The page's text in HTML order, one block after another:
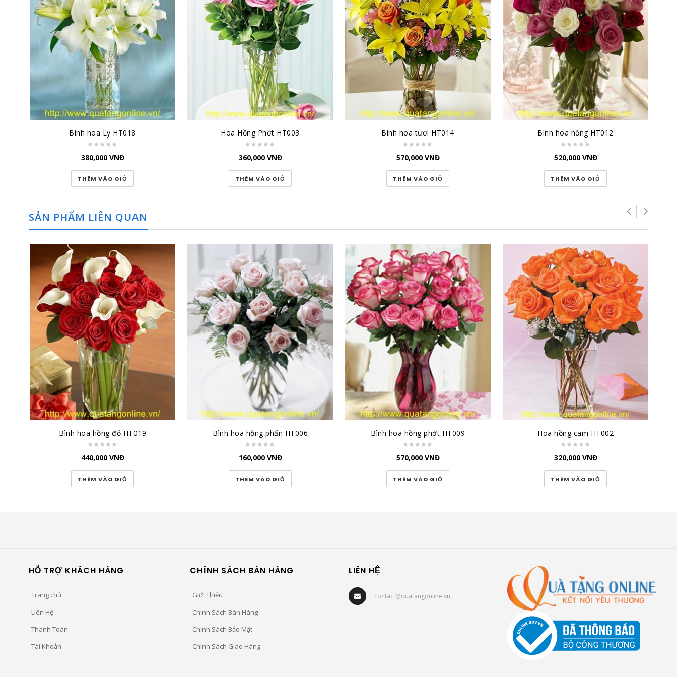
Bình hoa Ly HT018
380,000 VNĐ
THÊM VÀO GIỎ
Hoa Hồng Phớt HT003
360,000 VNĐ
THÊM VÀO GIỎ
Bình hoa tươi HT014
570,000 VNĐ
THÊM VÀO GIỎ
Bình hoa hồng HT012
520,000 VNĐ
THÊM VÀO GIỎ
SẢN PHẨM LIÊN QUAN
Bình hoa hồng đỏ HT019
440,000 VNĐ
THÊM VÀO GIỎ
Bình hoa hồng phấn HT006
160,000 VNĐ
THÊM VÀO GIỎ
Bình hoa hồng phớt HT009
570,000 VNĐ
THÊM VÀO GIỎ
Hoa hồng cam HT002
320,000 VNĐ
THÊM VÀO GIỎ
HỖ TRỢ KHÁCH HÀNG
Trang chủ
Liên Hệ
Thanh Toán
Tài Khoản
CHÍNH SÁCH BÁN HÀNG
Giới Thiệu
Chính Sách Bán Hàng
Chính Sách Bảo Mật
Chính Sách Giao Hàng
LIÊN HỆ
contact@quatangonline.vn